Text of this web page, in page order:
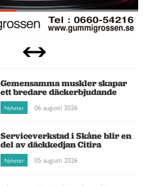
Gemensamma muskler skapar
ett bredare däckerbjudande
Nyheter 06 augusti 2026
Serviceverkstad i Skåne blir en
del av däckkedjan Citira
Nyheter 05 augusti 2026